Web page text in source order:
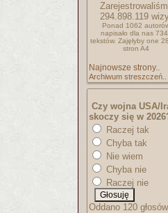
294.898.119
Ponad 1062
napisało dla nas
tekstów. Zajęłyby one
stron A4
Najnowsze strony..
Archiwum streszczeń..
Czy wojna USA/
skoczy się w
Raczej tak
Chyba tak
Nie wiem
Chyba nie
Raczej nie
Oddano 120